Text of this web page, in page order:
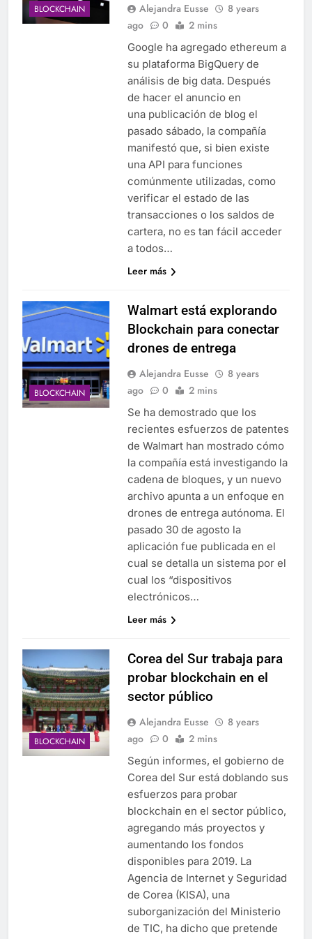
BLOCKCHAIN Alejandra Eusse
8 years
ago
0 2 mins
Google ha agregado ethereum a
su plataforma BigQuery de
análisis de big data. Después
de hacer el anuncio en
una publicación de blog el
pasado sábado, la compañía
manifestó que, si bien existe
una API para funciones
comúnmente utilizadas, como
verificar el estado de las
transacciones o los saldos de
cartera, no es tan fácil acceder
a todos…
Leer más
BLOCKCHAIN
Walmart está explorando
Blockchain para conectar
drones de entrega
Alejandra Eusse
8 years
ago
0 2 mins
Se ha demostrado que los
recientes esfuerzos de patentes
de Walmart han mostrado cómo
la compañía está investigando la
cadena de bloques, y un nuevo
archivo apunta a un enfoque en
drones de entrega autónoma. El
pasado 30 de agosto la
aplicación fue publicada en el
cual se detalla un sistema por el
cual los “dispositivos
electrónicos…
Leer más
BLOCKCHAIN
Corea del Sur trabaja para
probar blockchain en el
sector público
Alejandra Eusse
8 years
ago
0 2 mins
Según informes, el gobierno de
Corea del Sur está doblando sus
esfuerzos para probar
blockchain en el sector público,
agregando más proyectos y
aumentando los fondos
disponibles para 2019. La
Agencia de Internet y Seguridad
de Corea (KISA), una
suborganización del Ministerio
de TIC, ha dicho que pretende